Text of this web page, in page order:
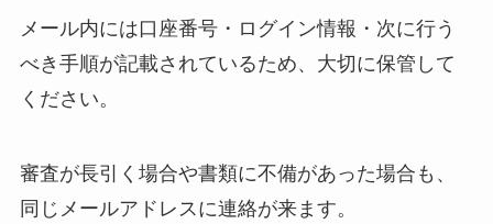
メール内には口座番号・ログイン情報・次に行う
べき手順が記載されているため、大切に保管して
ください。
審査が長引く場合や書類に不備があった場合も、
同じメールアドレスに連絡が来ます。